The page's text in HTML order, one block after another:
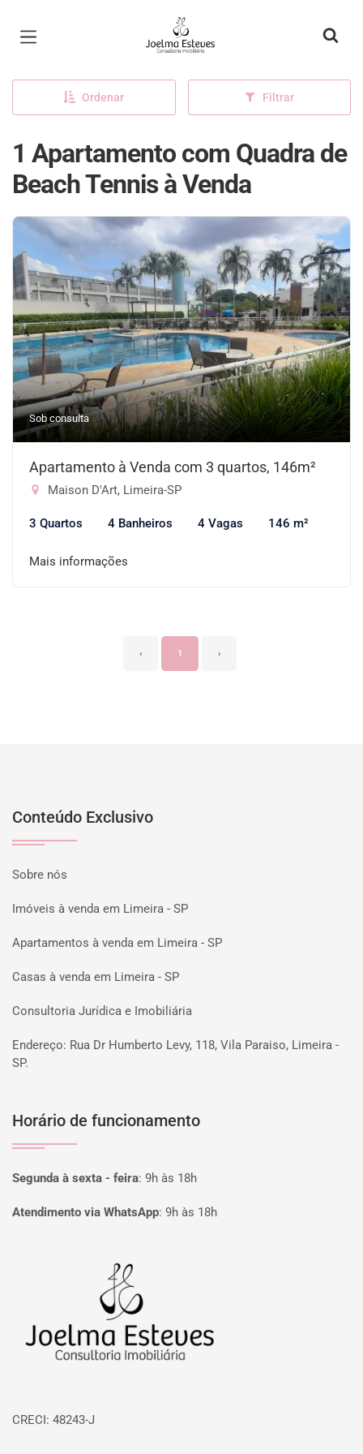
Página inicial
Ordenar Filtrar
1 Apartamento com Quadra de
Beach Tennis à Venda
Sob consulta
Apartamento à Venda com 3 quartos, 146m²
Maison D'Art, Limeira-SP
3 Quartos 4 Banheiros 4 Vagas 146 m²
Mais informações
‹ 1 ›
Conteúdo Exclusivo
Sobre nós
Imóveis à venda em Limeira - SP
Apartamentos à venda em Limeira - SP
Casas à venda em Limeira - SP
Consultoria Jurídica e Imobiliária
Endereço: Rua Dr Humberto Levy, 118, Vila Paraiso, Limeira -
SP.
Horário de funcionamento
Segunda à sexta - feira: 9h às 18h
Atendimento via WhatsApp: 9h às 18h
CRECI: 48243-J